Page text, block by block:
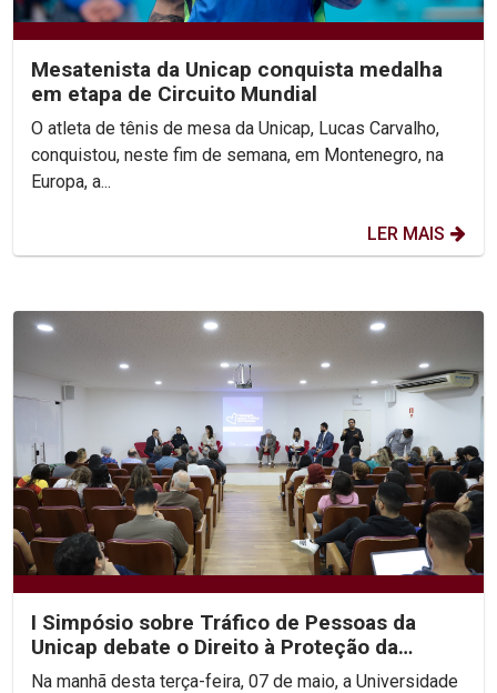
Mesatenista da Unicap conquista medalha
em etapa de Circuito Mundial
O atleta de tênis de mesa da Unicap, Lucas Carvalho,
conquistou, neste fim de semana, em Montenegro, na
Europa, a...
LER MAIS
I Simpósio sobre Tráfico de Pessoas da
Unicap debate o Direito à Proteção da
Dignidade
Na manhã desta terça-feira, 07 de maio, a Universidade